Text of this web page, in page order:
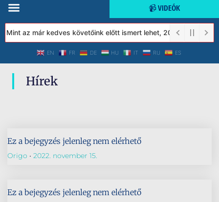
📹 VIDEÓK
az már kedves követőink előtt ismert lehet, 2023-tól a
EN FR DE HU IT RU ES
Hírek
Ez a bejegyzés jelenleg nem elérhető
Origo 2022. november 15.
Ez a bejegyzés jelenleg nem elérhető